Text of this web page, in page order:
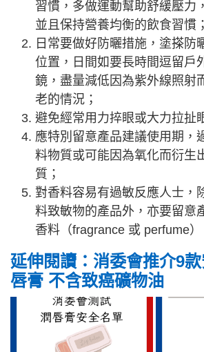
習慣，多做運動幫助舒緩壓力
並且保持營養均衡的飲食習慣；
日常要做好防曬措施，塗搽防
位置，日間如要長時間逗留戶
鏡，盡量減低因為紫外線照射
老的情況；
避免經常用力捽眼或大力拉扯
應特別留意產品建議使用期，
料物質或可能因為氧化而衍生
質；
對香料容易有過敏反應人士，
料致敏物的產品外，亦要留意
香料（fragrance 或 perfume）
延伸閱讀：消委會推介9
唇膏 不含致癌礦物油